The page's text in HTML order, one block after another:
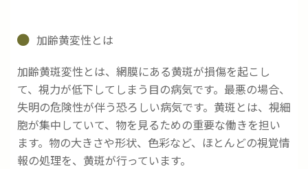
加齢黄変性とは
加齢黄斑変性とは、網膜にある黄斑が損傷を起こし
て、視力が低下してしまう目の病気です。最悪の場合、
失明の危険性が伴う恐ろしい病気です。黄斑とは、視細
胞が集中していて、物を見るための重要な働きを担い
ます。物の大きさや形状、色彩など、ほとんどの視覚情
報の処理を、黄斑が行っています。